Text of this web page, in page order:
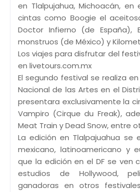
en Tlalpujahua, Michoacán,
cintas como Boogie el
Doctor Infierno (de España),
monstruos (de México) y
Los viajes para disfrutar del
en livetours.com.mx
El segundo festival se realiza
Nacional de las Artes en el
presentara exclusivamente la
Vampiro (Cirque du Freak),
Meat Train y Dead Snow, entre
La edición en Tlalpajuahua se
mexicano, latinoamericano y
que la edición en el DF se ven
estudios de Hollywood,
ganadoras en otros